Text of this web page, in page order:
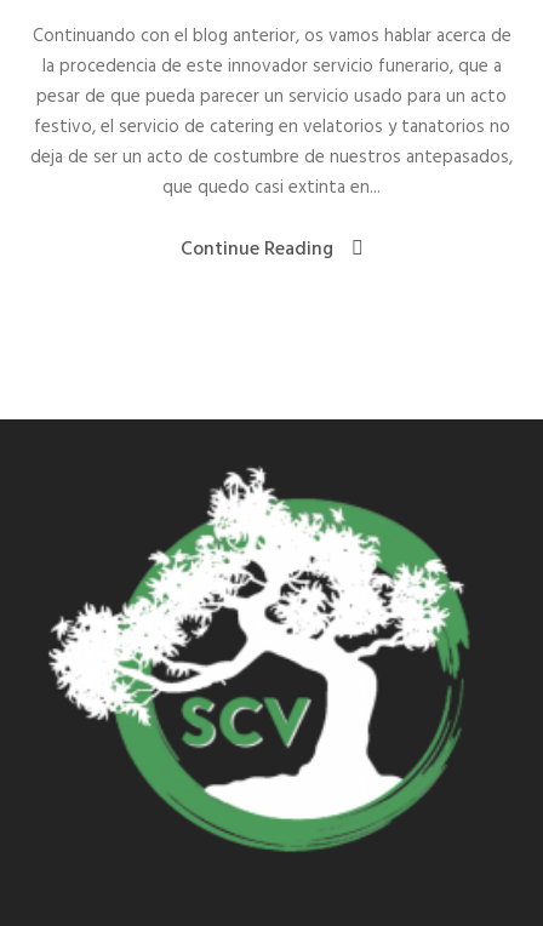
Continuando con el blog anterior, os vamos hablar acerca de
la procedencia de este innovador servicio funerario, que a
pesar de que pueda parecer un servicio usado para un acto
festivo, el servicio de catering en velatorios y tanatorios no
deja de ser un acto de costumbre de nuestros antepasados,
que quedo casi extinta en...
Continue Reading